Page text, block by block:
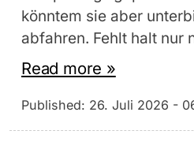
könntem sie aber
abfahren. Fehlt halt nur
Read more »
Published: 26. Juli 2026 -